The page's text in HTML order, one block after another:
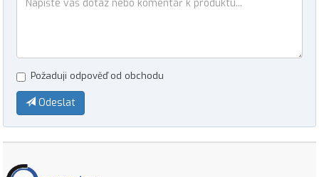
Požaduji odpověď od obchodu
Odeslat